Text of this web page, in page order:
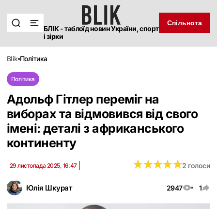
БЛІК - таблоїд новин України, спорт
і зірки
Спільнота
blik політика
Політика
Адольф Гітлер переміг на
виборах та відмовився від свого
імені: деталі з африканського
континенту
Юлія Шкурат 2947 1
29 листопада 2025, 16:47 ★★★★★
★★★★★2 голоси